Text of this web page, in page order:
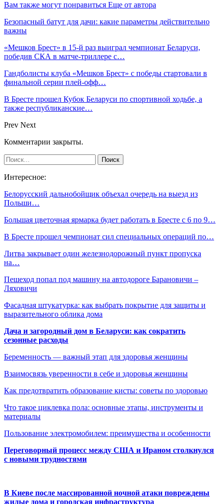
Вам также могут понравиться Еще от автора
Безопасный батут для дачи: какие параметры действительно
важны
«Мешков Брест» в 15-й раз выиграл чемпионат Беларуси,
победив СКА в матче-триллере с…
Гандболисты клуба «Мешков Брест» с победы стартовали в
финальной серии плей-офф…
В Бресте прошел Кубок Беларуси по спортивной ходьбе, а
также республиканские…
Prev Next
Комментарии закрыты.
Интересное:
Белорусский дальнобойщик объехал очередь на выезд из
Польши…
Большая цветочная ярмарка будет работать в Бресте с 6 по 9…
В Бресте прошел чемпионат сил специальных операций по…
Литва закрывает один железнодорожный пункт пропуска
на…
Пешеход попал под машину на автодороге Барановичи –
Ляховичи
Фасадная штукатурка: как выбрать покрытие для защиты и
выразительного облика дома
Дача и загородный дом в Беларуси: как сократить
сезонные расходы
Беременность — важный этап для здоровья женщины
Взаимосвязь уверенности в себе и здоровья женщины
Как предотвратить образование кисты: советы по здоровью
Что такое циклевка пола: основные этапы, инструменты и
материалы
Пользование электромобилем: преимущества и особенности
Переговорный процесс между США и Ираном столкнулся
с новыми трудностями
В Киеве после массированной ночной атаки повреждены
жилые дома и городская инфраструктура